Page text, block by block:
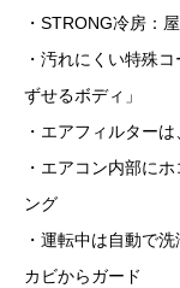
・STRONG冷房：
・汚れにくい特殊
ずせるボディ」
・エアフィルター
・エアコン内部に
ング
・運転中は自動で
カビからガード